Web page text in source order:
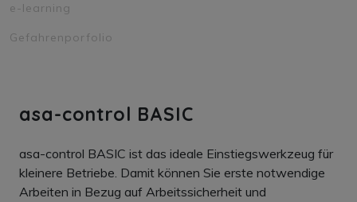
asa-control BASIC
asa-control BASIC ist das ideale Einstiegswerkzeug für
kleinere Betriebe. Damit können Sie erste notwendige
Arbeiten in Bezug auf Arbeitssicherheit und
e-learning
Gefahrenporfolio